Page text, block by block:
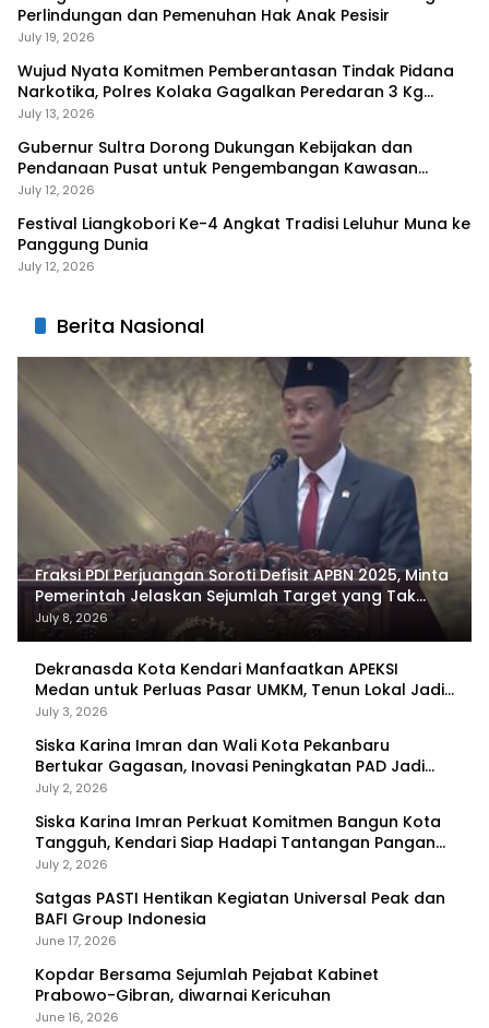
Perlindungan dan Pemenuhan Hak Anak Pesisir
July 19, 2026
Wujud Nyata Komitmen Pemberantasan Tindak Pidana
Narkotika, Polres Kolaka Gagalkan Peredaran 3 Kg
Sabu-Sabu
July 13, 2026
Gubernur Sultra Dorong Dukungan Kebijakan dan
Pendanaan Pusat untuk Pengembangan Kawasan
Liangkobhori
July 12, 2026
Festival Liangkobori Ke-4 Angkat Tradisi Leluhur Muna ke
Panggung Dunia
July 12, 2026
Berita Nasional
Fraksi PDI Perjuangan Soroti Defisit APBN 2025, Minta
Pemerintah Jelaskan Sejumlah Target yang Tak
Tercapai
July 8, 2026
Dekranasda Kota Kendari Manfaatkan APEKSI
Medan untuk Perluas Pasar UMKM, Tenun Lokal Jadi
Primadona
July 3, 2026
Siska Karina Imran dan Wali Kota Pekanbaru
Bertukar Gagasan, Inovasi Peningkatan PAD Jadi
Fokus Diskusi
July 2, 2026
Siska Karina Imran Perkuat Komitmen Bangun Kota
Tangguh, Kendari Siap Hadapi Tantangan Pangan
dan Bencana
July 2, 2026
Satgas PASTI Hentikan Kegiatan Universal Peak dan
BAFI Group Indonesia
June 17, 2026
Kopdar Bersama Sejumlah Pejabat Kabinet
Prabowo-Gibran, diwarnai Kericuhan
June 16, 2026